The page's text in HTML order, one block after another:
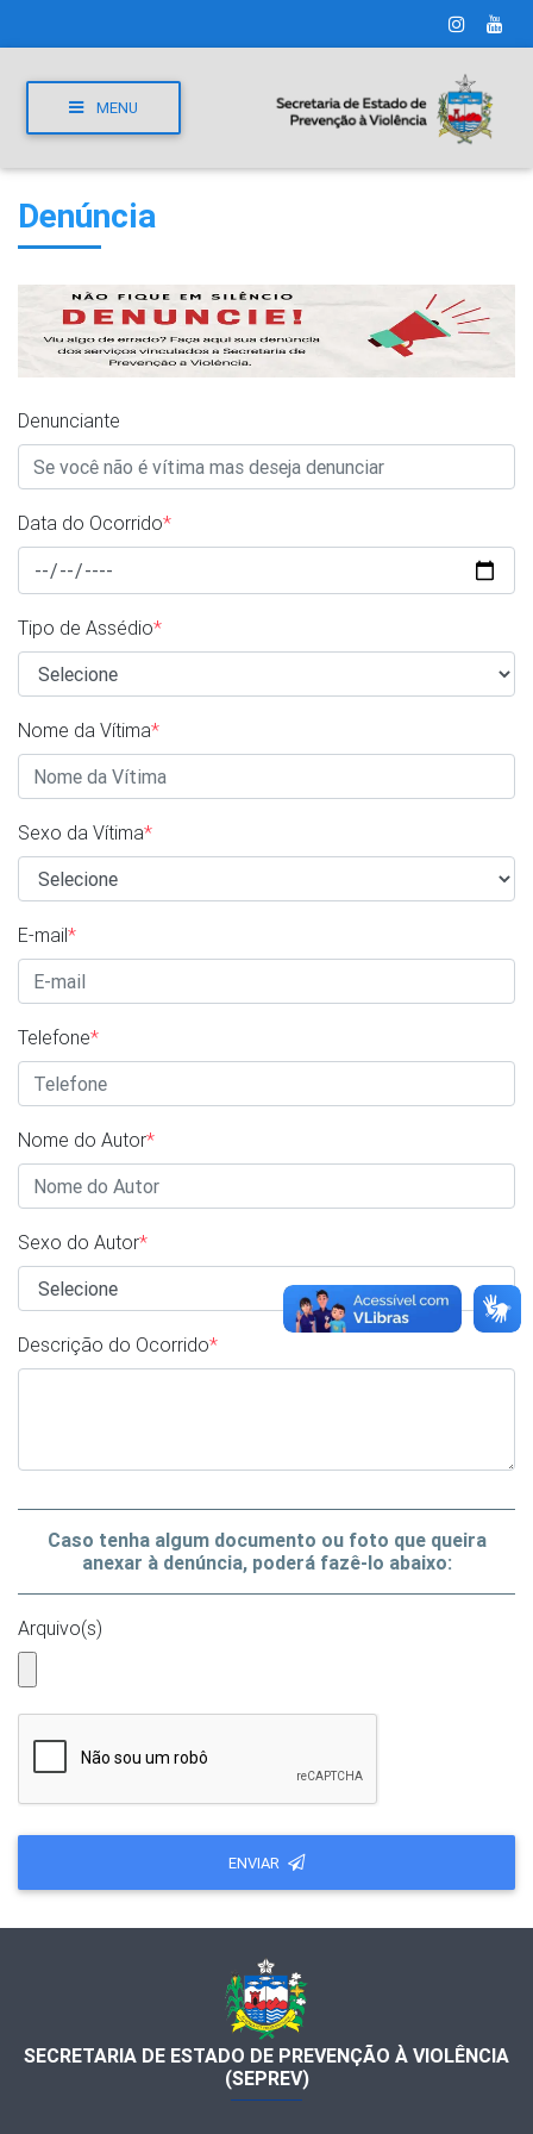
MENU
Denúncia
Denunciante
Data do Ocorrido*
Tipo de Assédio*
Nome da Vítima*
Sexo da Vítima*
E-mail*
Telefone*
Nome do Autor*
Sexo do Autor*
Descrição do Ocorrido*
Caso tenha algum documento ou foto que queira
anexar à denúncia, poderá fazê-lo abaixo:
Arquivo(s)
ENVIAR
SECRETARIA DE ESTADO DE PREVENÇÃO À VIOLÊNCIA
(SEPREV)